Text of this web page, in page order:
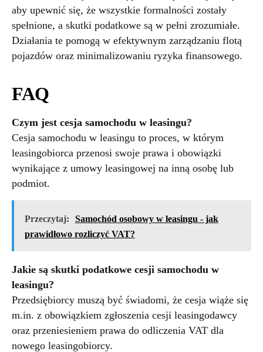
aby upewnić się, że wszystkie formalności zostały
spełnione, a skutki podatkowe są w pełni zrozumiałe.
Działania te pomogą w efektywnym zarządzaniu flotą
pojazdów oraz minimalizowaniu ryzyka finansowego.
FAQ
Czym jest cesja samochodu w leasingu?
Cesja samochodu w leasingu to proces, w którym
leasingobiorca przenosi swoje prawa i obowiązki
wynikające z umowy leasingowej na inną osobę lub
podmiot.
Przeczytaj:
Samochód osobowy w leasingu - jak
prawidłowo rozliczyć VAT?
Jakie są skutki podatkowe cesji samochodu w
leasingu?
Przedsiębiorcy muszą być świadomi, że cesja wiąże się
m.in. z obowiązkiem zgłoszenia cesji leasingodawcy
oraz przeniesieniem prawa do odliczenia VAT dla
nowego leasingobiorcy.